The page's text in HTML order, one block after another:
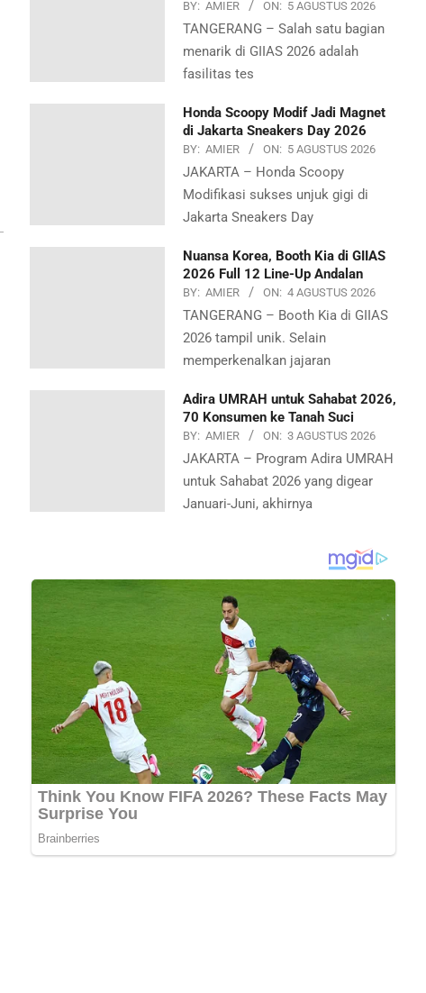
BY: AMIER ON: 5 AGUSTUS 2026
TANGERANG – Salah satu bagian
menarik di GIIAS 2026 adalah
fasilitas tes
Honda Scoopy Modif Jadi Magnet
di Jakarta Sneakers Day 2026
BY: AMIER ON: 5 AGUSTUS 2026
JAKARTA – Honda Scoopy
Modifikasi sukses unjuk gigi di
Jakarta Sneakers Day
Nuansa Korea, Booth Kia di GIIAS
2026 Full 12 Line-Up Andalan
BY: AMIER ON: 4 AGUSTUS 2026
TANGERANG – Booth Kia di GIIAS
2026 tampil unik. Selain
memperkenalkan jajaran
Adira UMRAH untuk Sahabat 2026,
70 Konsumen ke Tanah Suci
BY: AMIER ON: 3 AGUSTUS 2026
JAKARTA – Program Adira UMRAH
untuk Sahabat 2026 yang digear
Januari-Juni, akhirnya